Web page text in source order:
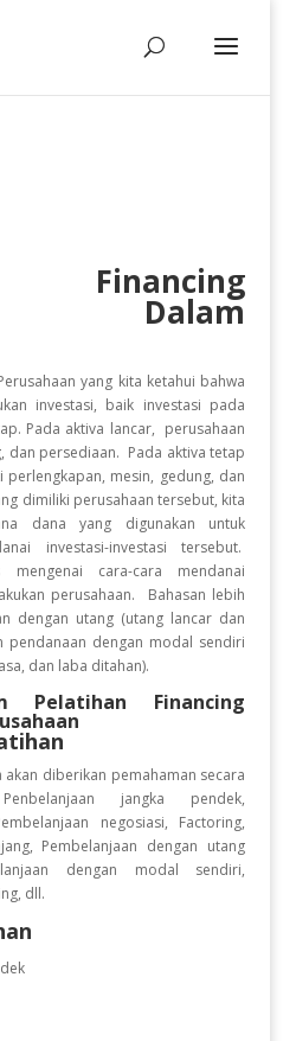
Financing
Dalam
yang kita ketahui bahwa
investasi, baik investasi pada
Pada aktiva lancar, perusahaan
dan persediaan. Pada aktiva tetap
mesin, gedung, dan
dimiliki perusahaan tersebut, kita
dana yang digunakan untuk
investasi-investasi tersebut.
mengenai cara-cara mendanai
perusahaan. Bahasan lebih
dengan utang (utang lancar dan
pendanaan dengan modal sendiri
dan laba ditahan).
Pelatihan Financing
diberikan pemahaman secara
jangka pendek,
negosiasi, Factoring,
Pembelanjaan dengan utang
dengan modal sendiri,
dll.